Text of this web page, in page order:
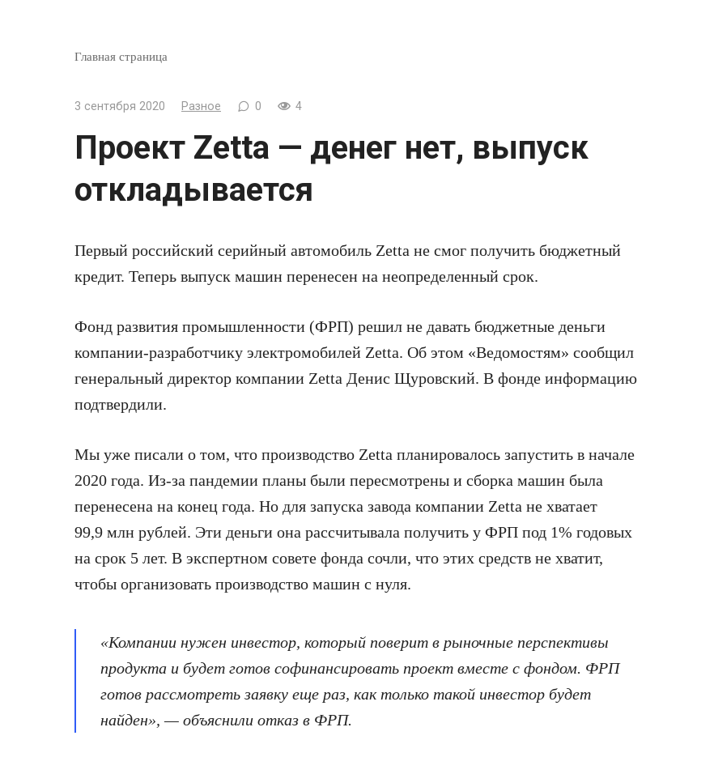
Главная страница
3 сентября 2020 Разное 0 4
Проект Zetta — денег нет, выпуск
откладывается
Первый российский серийный автомобиль Zetta не смог получить бюджетный
кредит. Теперь выпуск машин перенесен на неопределенный срок.
Фонд развития промышленности (ФРП) решил не давать бюджетные деньги
компании-разработчику электромобилей Zetta. Об этом «Ведомостям» сообщил
генеральный директор компании Zetta Денис Щуровский. В фонде информацию
подтвердили.
Мы уже писали о том, что производство Zetta планировалось запустить в начале
2020 года. Из-за пандемии планы были пересмотрены и сборка машин была
перенесена на конец года. Но для запуска завода компании Zetta не хватает
99,9 млн рублей. Эти деньги она рассчитывала получить у ФРП под 1% годовых
на срок 5 лет. В экспертном совете фонда сочли, что этих средств не хватит,
чтобы организовать производство машин с нуля.
«Компании нужен инвестор, который поверит в рыночные перспективы
продукта и будет готов софинансировать проект вместе с фондом. ФРП
готов рассмотреть заявку еще раз, как только такой инвестор будет
найден», — объяснили отказ в ФРП.